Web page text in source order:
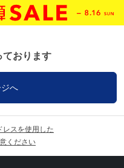
ております
ジへ
レスを使用した
ください